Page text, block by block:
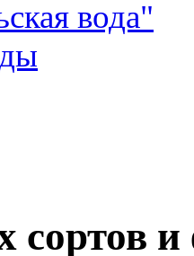
вода"
сортов и